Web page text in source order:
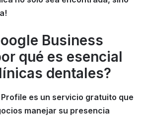
Business
qué es esencial
dentales?
es un servicio gratuito que
manejar su presencia